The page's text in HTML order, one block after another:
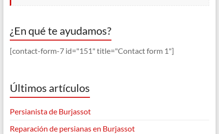
¿En qué te ayudamos?
[contact-form-7 id="151" title="Contact form 1"]
Últimos artículos
Persianista de Burjassot
Reparación de persianas en Burjassot